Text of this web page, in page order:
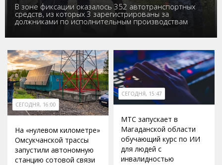
В зоне фиксации оказалось 352 автотранспортных
средств, из которых 3 зарегистрированы за
должниками по исполнительным производствам
СЕГОДНЯ, 16:00
На «нулевом километре»
Омсукчанской трассы
запустили автономную
станцию сотовой связи
СЕГОДНЯ, 15:47
МТС запускает в
Магаданской области
обучающий курс по ИИ
для людей с
инвалидностью